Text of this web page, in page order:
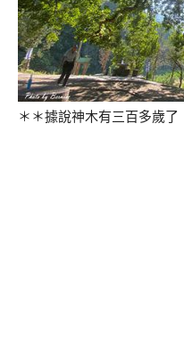
＊＊據說神木有三百多歲了